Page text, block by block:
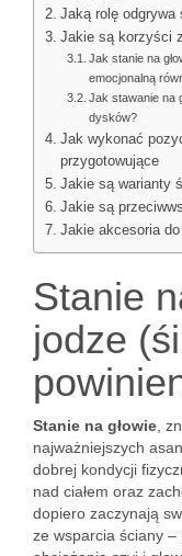
Jaką rolę odgrywa
Jakie są korzyści
Jak stanie na
emocjonalną
Jak stawanie na
dysków?
Jak wykonać
przygotowujące
Jakie są warianty
Jakie są
Jakie akcesoria do
Stanie
jodze
Stanie na głowie ,
najważniejszych
dobrej kondycji
nad ciałem oraz
dopiero zaczynają
ze wsparcia ściany